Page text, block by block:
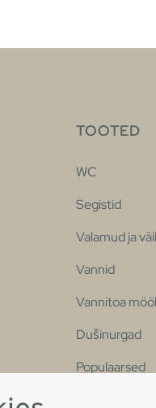
TOOTED
WC
Segistid
Valamud ja
Vannid
Vannitoa
Dušinurgad
Populaarsed